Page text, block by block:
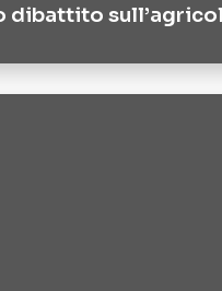
dibattito